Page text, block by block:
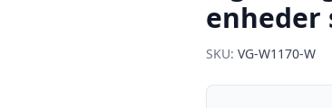
enheder
SKU: VG-W1170-W